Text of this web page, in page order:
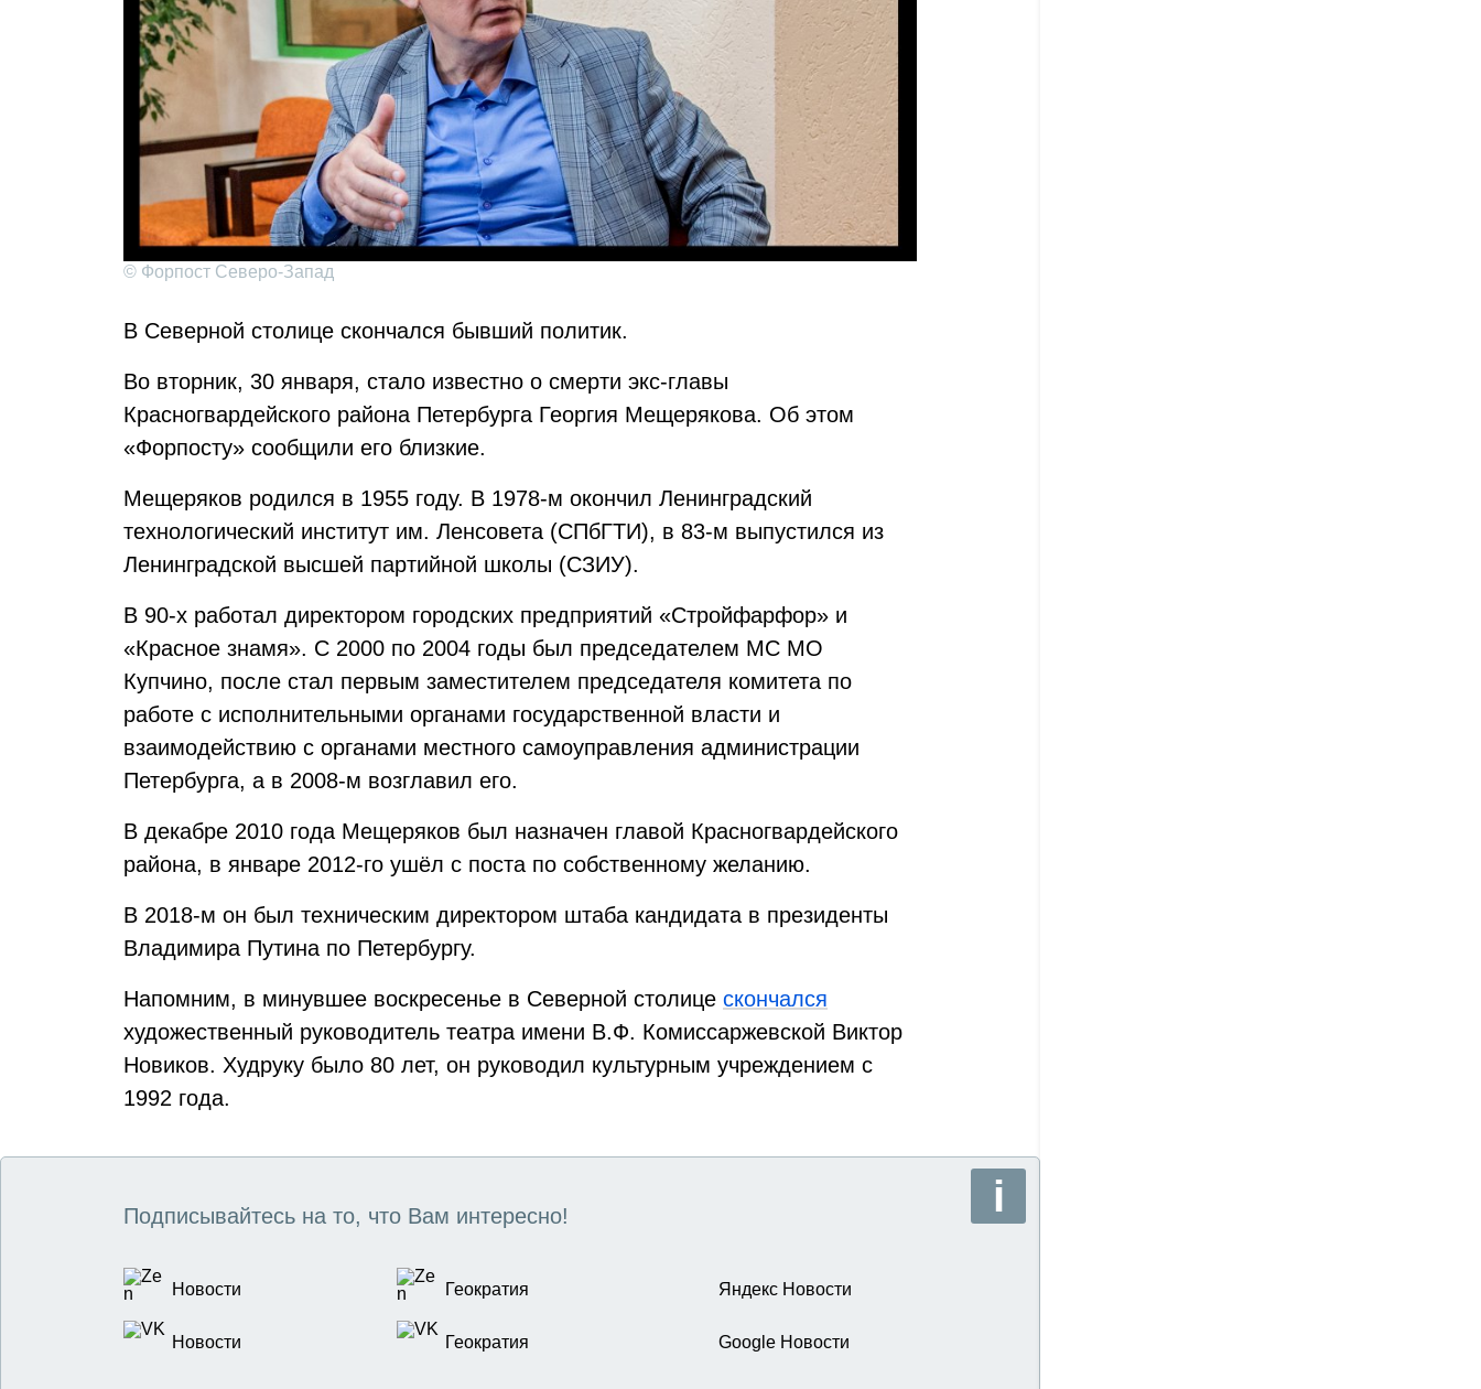
© Форпост Северо-Запад
В Северной столице скончался бывший политик.
Во вторник, 30 января, стало известно о смерти экс-главы
Красногвардейского района Петербурга Георгия Мещерякова. Об этом
«Форпосту» сообщили его близкие.
Мещеряков родился в 1955 году. В 1978-м окончил Ленинградский
технологический институт им. Ленсовета (СПбГТИ), в 83-м выпустился из
Ленинградской высшей партийной школы (СЗИУ).
В 90-х работал директором городских предприятий «Стройфарфор» и
«Красное знамя». С 2000 по 2004 годы был председателем МС МО
Купчино, после стал первым заместителем председателя комитета по
работе с исполнительными органами государственной власти и
взаимодействию с органами местного самоуправления администрации
Петербурга, а в 2008-м возглавил его.
В декабре 2010 года Мещеряков был назначен главой Красногвардейского
района, в январе 2012-го ушёл с поста по собственному желанию.
В 2018-м он был техническим директором штаба кандидата в президенты
Владимира Путина по Петербургу.
Напомним, в минувшее воскресенье в Северной столице скончался
художественный руководитель театра имени В.Ф. Комиссаржевской Виктор
Новиков. Худруку было 80 лет, он руководил культурным учреждением с
1992 года.
Подписывайтесь на то, что Вам интересно!
Новости Геократия Яндекс Новости
Новости Геократия Google Новости